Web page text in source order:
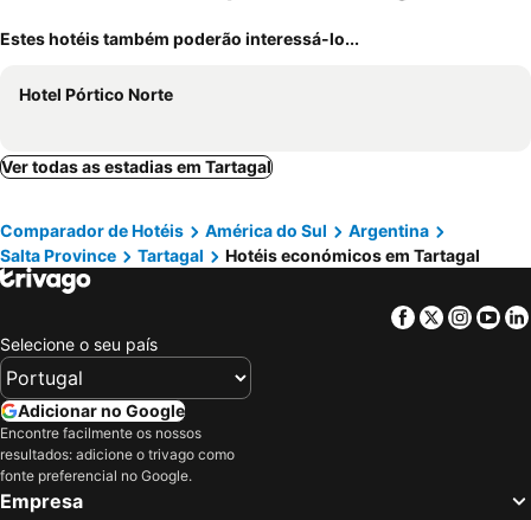
Estes hotéis também poderão interessá-lo...
Hotel Pórtico Norte
Ver todas as estadias em Tartagal
Comparador de Hotéis América do Sul
Argentina
Salta Province
Tartagal Hotéis económicos em Tartagal
Facebook
Twitter
Selecione o seu país
Adicionar no Google
Encontre facilmente os nossos
resultados: adicione o trivago como
fonte preferencial no Google.
Empresa